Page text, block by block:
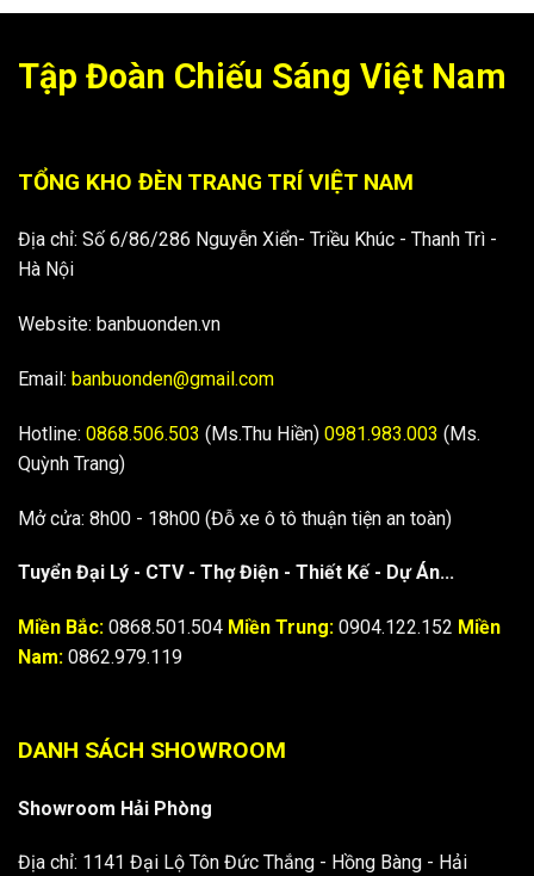
Tập Đoàn Chiếu Sáng Việt Nam
TỔNG KHO ĐÈN TRANG TRÍ VIỆT NAM
Địa chỉ: Số 6/86/286 Nguyễn Xiển- Triều Khúc - Thanh Trì -
Hà Nội
Website: banbuonden.vn
Email: banbuonden@gmail.com
Hotline: 0868.506.503 (Ms.Thu Hiền) 0981.983.003 (Ms.
Quỳnh Trang)
Mở cửa: 8h00 - 18h00 (Đỗ xe ô tô thuận tiện an toàn)
Tuyển Đại Lý - CTV - Thợ Điện - Thiết Kế - Dự Án...
Miền Bắc: 0868.501.504 Miền Trung: 0904.122.152 Miền
Nam: 0862.979.119
DANH SÁCH SHOWROOM
Showroom Hải Phòng
Địa chỉ: 1141 Đại Lộ Tôn Đức Thắng - Hồng Bàng - Hải